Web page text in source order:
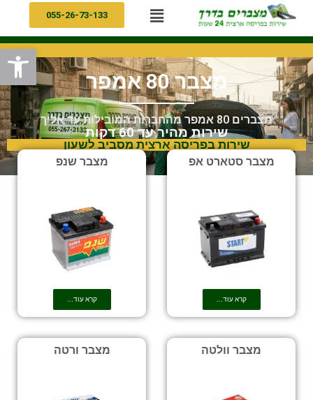
055-26-73-133
מצבר 80 אמפר
מצברים 80 אמפר מהחברות המובילות עד אליך
שירות מהיר עד 60 דקות
שירות בפריסה ארצית מסביב לשעון
מצבר סטארט אפ
קרא עוד...
מצבר שנפ
קרא עוד...
מצבר וולטה מצבר ורטה